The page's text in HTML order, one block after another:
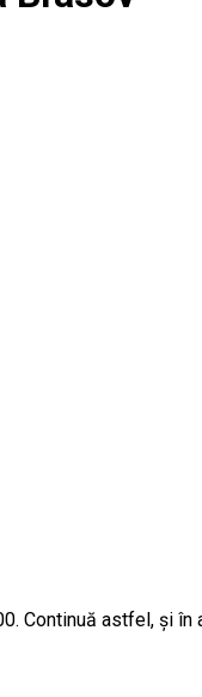
Continuă astfel, și